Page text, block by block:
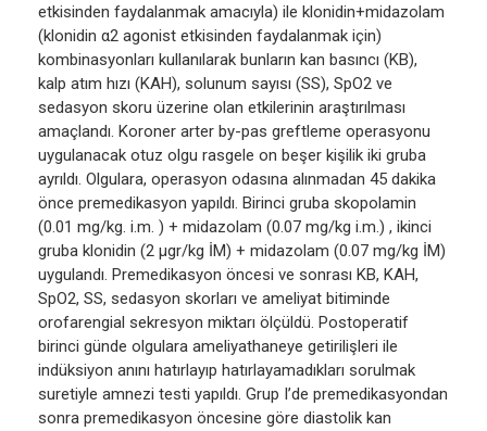
etkisinden faydalanmak amacıyla) ile klonidin+midazolam
(klonidin α2 agonist etkisinden faydalanmak için)
kombinasyonları kullanılarak bunların kan basıncı (KB),
kalp atım hızı (KAH), solunum sayısı (SS), SpO2 ve
sedasyon skoru üzerine olan etkilerinin araştırılması
amaçlandı. Koroner arter by-pas greftleme operasyonu
uygulanacak otuz olgu rasgele on beşer kişilik iki gruba
ayrıldı. Olgulara, operasyon odasına alınmadan 45 dakika
önce premedikasyon yapıldı. Birinci gruba skopolamin
(0.01 mg/kg. i.m. ) + midazolam (0.07 mg/kg i.m.) , ikinci
gruba klonidin (2 µgr/kg İM) + midazolam (0.07 mg/kg İM)
uygulandı. Premedikasyon öncesi ve sonrası KB, KAH,
SpO2, SS, sedasyon skorları ve ameliyat bitiminde
orofarengial sekresyon miktarı ölçüldü. Postoperatif
birinci günde olgulara ameliyathaneye getirilişleri ile
indüksiyon anını hatırlayıp hatırlayamadıkları sorulmak
suretiyle amnezi testi yapıldı. Grup I’de premedikasyondan
sonra premedikasyon öncesine göre diastolik kan